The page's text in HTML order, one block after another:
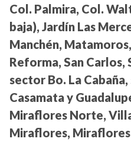
Col. Palmira, Col.
baja), Jardín Las
Manchén,
Reforma, San Carlos,
sector Bo. La
Casamata y
Miraflores Norte,
Miraflores, Miraflores